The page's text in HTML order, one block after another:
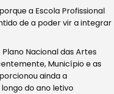
a Escola Profissional
de a poder vir a integrar
Nacional das Artes
Município e as
ainda a
do ano letivo